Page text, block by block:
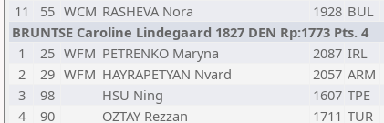
11
55 WCM RASHEVA Nora 1928 BUL
BRUNTSE Caroline Lindegaard 1827 DEN Rp:1773 Pts. 4
1
25 WFM PETRENKO Maryna 2087 IRL
2
29 WFM HAYRAPETYAN Nvard 2057 ARM
3
98 HSU Ning 1607 TPE
4
90 OZTAY Rezzan 1711 TUR